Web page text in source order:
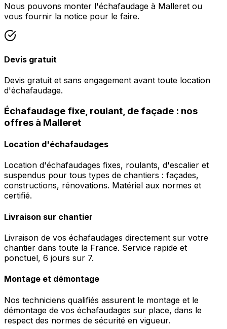
Nous pouvons monter l'échafaudage à Malleret ou
vous fournir la notice pour le faire.
Devis gratuit
Devis gratuit et sans engagement avant toute location
d'échafaudage.
Échafaudage fixe, roulant, de façade : nos
offres à Malleret
Location d'échafaudages
Location d'échafaudages fixes, roulants, d'escalier et
suspendus pour tous types de chantiers : façades,
constructions, rénovations. Matériel aux normes et
certifié.
Livraison sur chantier
Livraison de vos échafaudages directement sur votre
chantier dans toute la France. Service rapide et
ponctuel, 6 jours sur 7.
Montage et démontage
Nos techniciens qualifiés assurent le montage et le
démontage de vos échafaudages sur place, dans le
respect des normes de sécurité en vigueur.